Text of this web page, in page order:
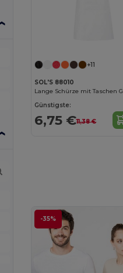
+11
SOL'S 88010
Lange Schürze mit Taschen
Günstigste:
6,75 €11,38 €
-35%